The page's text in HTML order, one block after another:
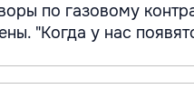
по газовому
"Когда у нас